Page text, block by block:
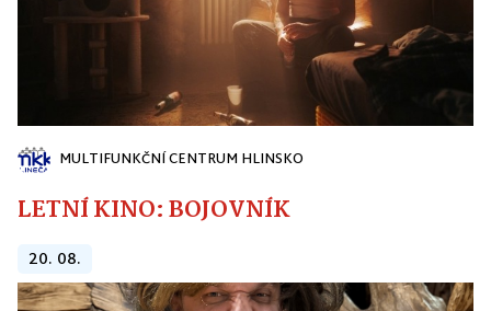
MULTIFUNKČNÍ CENTRUM HLINSKO
LETNÍ KINO: BOJOVNÍK
20. 08.